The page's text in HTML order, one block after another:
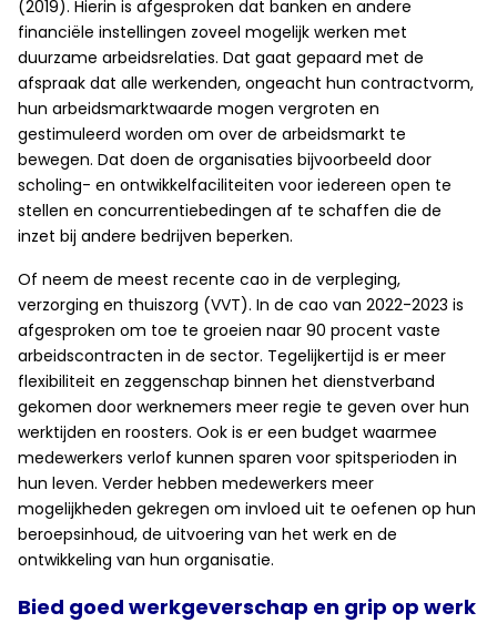
(2019). Hierin is afgesproken dat banken en andere
financiële instellingen zoveel mogelijk werken met
duurzame arbeidsrelaties. Dat gaat gepaard met de
afspraak dat alle werkenden, ongeacht hun contractvorm,
hun arbeidsmarktwaarde mogen vergroten en
gestimuleerd worden om over de arbeidsmarkt te
bewegen. Dat doen de organisaties bijvoorbeeld door
scholing- en ontwikkelfaciliteiten voor iedereen open te
stellen en concurrentiebedingen af te schaffen die de
inzet bij andere bedrijven beperken.
Of neem de meest recente cao in de verpleging,
verzorging en thuiszorg (VVT). In de cao van 2022-2023 is
afgesproken om toe te groeien naar 90 procent vaste
arbeidscontracten in de sector. Tegelijkertijd is er meer
flexibiliteit en zeggenschap binnen het dienstverband
gekomen door werknemers meer regie te geven over hun
werktijden en roosters. Ook is er een budget waarmee
medewerkers verlof kunnen sparen voor spitsperioden in
hun leven. Verder hebben medewerkers meer
mogelijkheden gekregen om invloed uit te oefenen op hun
beroepsinhoud, de uitvoering van het werk en de
ontwikkeling van hun organisatie.
Bied goed werkgeverschap en grip op werk